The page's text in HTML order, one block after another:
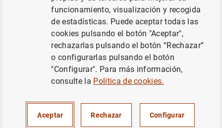
la obtención de autorización
PSD2por los proveedores
de servicios de criptoactivos
que transaccionen conEMT
CRIPTOMONEDAS
funcionamiento, visualización y recogida
de estadísticas. Puede aceptar todas las
cookies pulsando el botón "Aceptar",
rechazarlas pulsando el botón “Rechazar”
o configurarlas pulsando el botón
"Configurar". Para más información,
consulte la Política de cookies.
Aceptar Rechazar Configurar